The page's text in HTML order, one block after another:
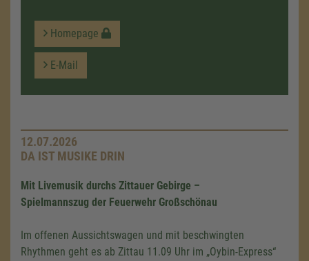
Homepage
E-Mail
12.07.2026
DA IST MUSIKE DRIN
Mit Livemusik durchs Zittauer Gebirge –
Spielmannszug der Feuerwehr Großschönau
Im offenen Aussichtswagen und mit beschwingten
Rhythmen geht es ab Zittau 11.09 Uhr im „Oybin-Express“